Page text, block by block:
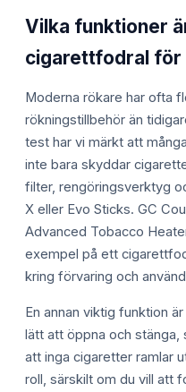
Vilka funktioner
cigarettfodral för
Moderna rökare har ofta
rökningstillbehör än
test har vi märkt att
inte bara skyddar
filter, rengöringsverktyg
X eller Evo Sticks. GC
Advanced Tobacco
exempel på ett
kring förvaring och
En annan viktig funktion
lätt att öppna och
att inga cigaretter ramlar
roll, särskilt om du vill att